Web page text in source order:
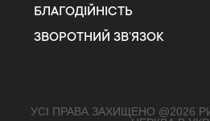
БЛАГОДІЙНІСТЬ
ЗВОРОТНИЙ ЗВ’ЯЗОК
УСІ ПРАВА ЗАХИЩЕНО @2026